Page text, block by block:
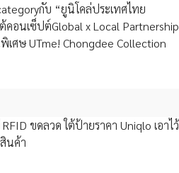
กับ “ยูนิโคล่ประเทศไทย
คอนเซ็ปต์Global x Local Partnership
เศษ UTme! Chongdee Collection